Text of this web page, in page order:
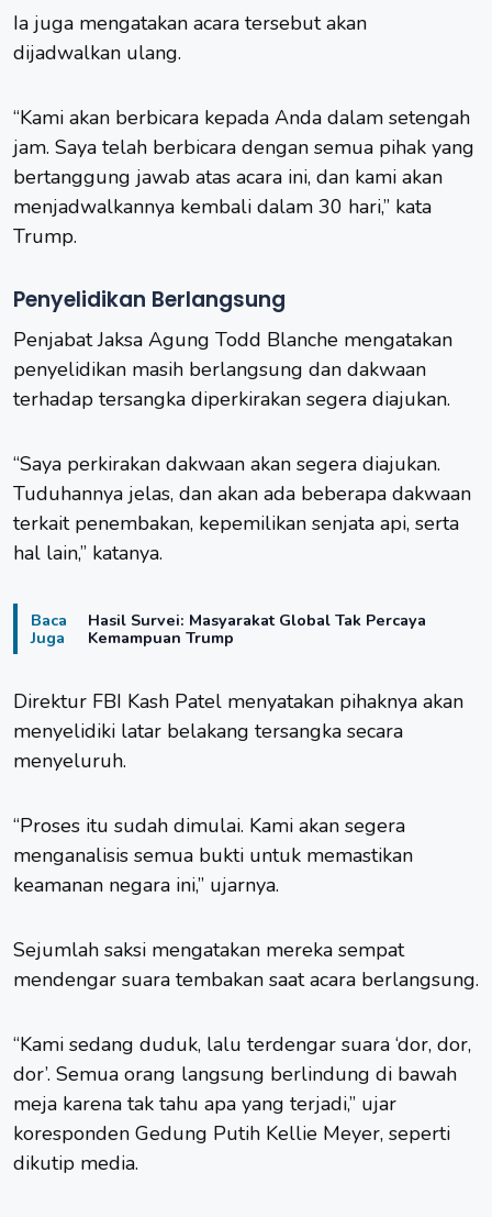
Ia juga mengatakan acara tersebut akan
dijadwalkan ulang.
“Kami akan berbicara kepada Anda dalam setengah
jam. Saya telah berbicara dengan semua pihak yang
bertanggung jawab atas acara ini, dan kami akan
menjadwalkannya kembali dalam 30 hari,” kata
Trump.
Penyelidikan Berlangsung
Penjabat Jaksa Agung Todd Blanche mengatakan
penyelidikan masih berlangsung dan dakwaan
terhadap tersangka diperkirakan segera diajukan.
“Saya perkirakan dakwaan akan segera diajukan.
Tuduhannya jelas, dan akan ada beberapa dakwaan
terkait penembakan, kepemilikan senjata api, serta
hal lain,” katanya.
Baca
Juga
Hasil Survei: Masyarakat Global Tak Percaya
Kemampuan Trump
Direktur FBI Kash Patel menyatakan pihaknya akan
menyelidiki latar belakang tersangka secara
menyeluruh.
“Proses itu sudah dimulai. Kami akan segera
menganalisis semua bukti untuk memastikan
keamanan negara ini,” ujarnya.
Sejumlah saksi mengatakan mereka sempat
mendengar suara tembakan saat acara berlangsung.
“Kami sedang duduk, lalu terdengar suara ‘dor, dor,
dor’. Semua orang langsung berlindung di bawah
meja karena tak tahu apa yang terjadi,” ujar
koresponden Gedung Putih Kellie Meyer, seperti
dikutip media.